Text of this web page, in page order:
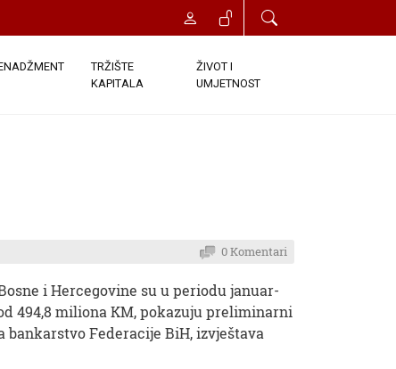
TRŽIŠTE
KAPITALA
ŽIVOT I
UMJETNOST
0 Komentari
i Hercegovine su u periodu januar-
494,8 miliona KM, pokazuju preliminarni
bankarstvo Federacije BiH, izvještava